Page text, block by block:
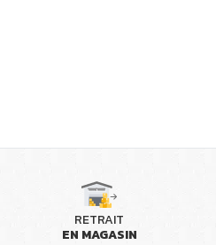
RETRAIT
EN MAGASIN